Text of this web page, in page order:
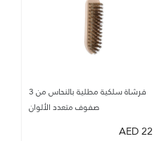
فرشاة سلكية مطلية بالنحاس من 3
صفوف متعدد الألوان
22
AED